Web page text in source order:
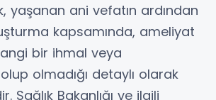
yaşanan ani vefatın ardından
kapsamında, ameliyat
bir ihmal veya
olmadığı detaylı olarak
Sağlık Bakanlığı ve ilgili